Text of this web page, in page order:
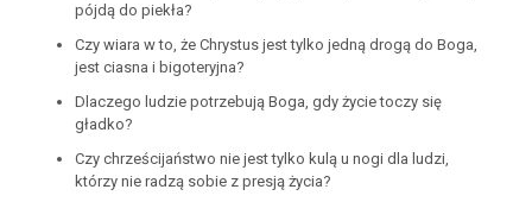
pójdą do piekła?
Czy wiara w to, że Chrystus jest tylko jedną drogą do Boga,
jest ciasna i bigoteryjna?
Dlaczego ludzie potrzebują Boga, gdy życie toczy się
gładko?
Czy chrześcijaństwo nie jest tylko kulą u nogi dla ludzi,
którzy nie radzą sobie z presją życia?